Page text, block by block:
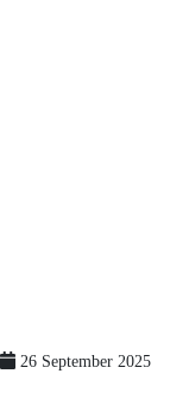
26 September 2025